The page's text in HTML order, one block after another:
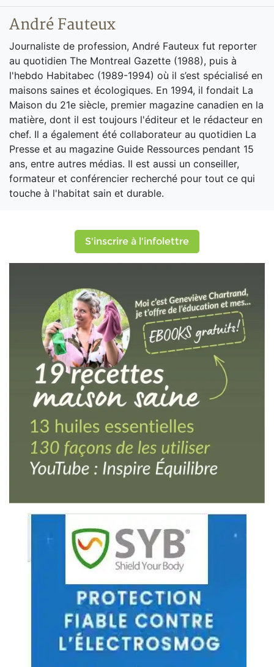
André Fauteux
Journaliste de profession, André Fauteux fut reporter
au quotidien The Montreal Gazette (1988), puis à
l'hebdo Habitabec (1989-1994) où il s’est spécialisé en
maisons saines et écologiques. En 1994, il fondait La
Maison du 21e siècle, premier magazine canadien en la
matière, dont il est toujours l'éditeur et le rédacteur en
chef. Il a également été collaborateur au quotidien La
Presse et au magazine Guide Ressources pendant 15
ans, entre autres médias. Il est aussi un conseiller,
formateur et conférencier recherché pour tout ce qui
touche à l'habitat sain et durable.
S'inscrire à l'infolettre